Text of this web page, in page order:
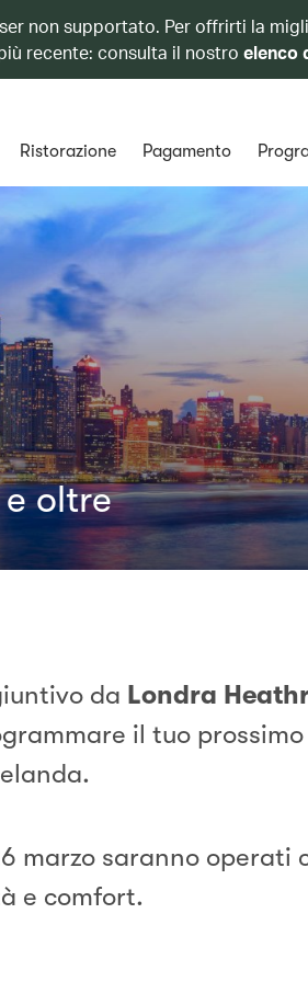
non supportato. Per offrirti la
recente: consulta il nostro elenco
Ristorazione Pagamento
oltre
da Londra
il tuo
marzo saranno operati
e comfort.